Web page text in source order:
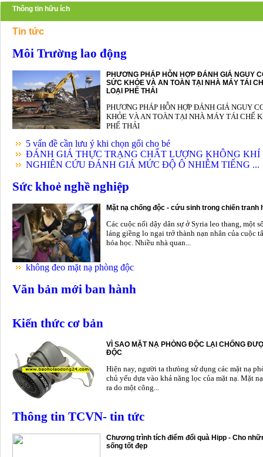
Thông tin hữu ích
Tin tức
Môi Trường lao động
PHƯƠNG PHÁP HỖN HỢP ĐÁNH GIÁ NGUY
SỨC KHỎE VÀ AN TOÀN TẠI NHÀ MÁY TÁI
LOẠI PHẾ THẢI
PHƯƠNG PHÁP HỖN HỢP ĐÁNH GIÁ NGUY
KHỎE VÀ AN TOÀN TẠI NHÀ MÁY TÁI CHẾ
PHẾ THẢI
5 vấn đề cần lưu ý khi chọn gối cho bé
ĐÁNH GIÁ THỰC TRẠNG CHẤT LƯỢNG KHÔNG KHÍ
NGHIÊN CỨU ĐÁNH GIÁ MỨC ĐỘ Ô NHIỄM TIẾNG ...
Sức khoẻ nghề nghiệp
Mặt nạ chống độc - cứu sinh trong chiến tranh
Các cuộc nổi dậy dân sự ở Syria leo thang, một
láng giềng lo ngại trở thành nạn nhân của cuộc
hóa học. Nhiều nhà quan...
không đeo mặt nạ phòng độc
Văn bản mới ban hành
Kiến thức cơ bản
VÌ SAO MẶT NẠ PHÒNG ĐỘC LẠI CHỐNG
ĐỘC
Hiện nay, người ta thưòng sử dụng các mặt nạ
chủ yếu dựa vào khả năng lọc của mặt nạ. Mặt
ra do một công...
Thông tin TCVN- tin tức
Chương trình tích điểm đổi quà Hipp - Cho
sống tốt đẹp